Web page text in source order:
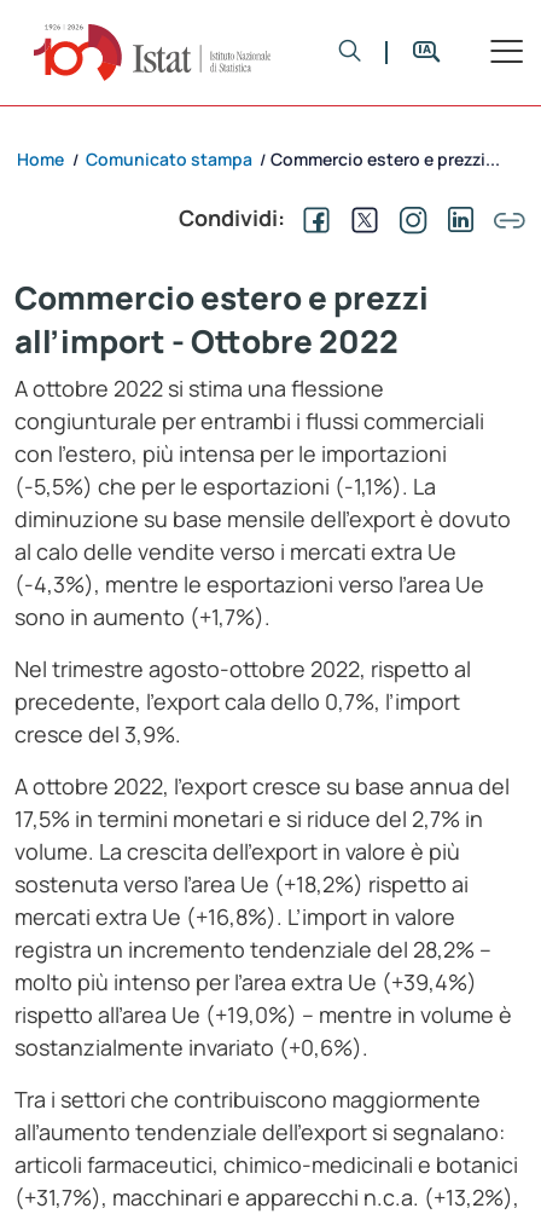
Home / Comunicato stampa / Commercio estero e prezzi...
Condividi:
Commercio estero e prezzi
all’import - Ottobre 2022
A ottobre 2022 si stima una flessione
congiunturale per entrambi i flussi commerciali
con l’estero, più intensa per le importazioni
(-5,5%) che per le esportazioni (-1,1%). La
diminuzione su base mensile dell’export è dovuto
al calo delle vendite verso i mercati extra Ue
(-4,3%), mentre le esportazioni verso l’area Ue
sono in aumento (+1,7%).
Nel trimestre agosto-ottobre 2022, rispetto al
precedente, l’export cala dello 0,7%, l’import
cresce del 3,9%.
A ottobre 2022, l’export cresce su base annua del
17,5% in termini monetari e si riduce del 2,7% in
volume. La crescita dell’export in valore è più
sostenuta verso l’area Ue (+18,2%) rispetto ai
mercati extra Ue (+16,8%). L’import in valore
registra un incremento tendenziale del 28,2% –
molto più intenso per l’area extra Ue (+39,4%)
rispetto all’area Ue (+19,0%) – mentre in volume è
sostanzialmente invariato (+0,6%).
Tra i settori che contribuiscono maggiormente
all’aumento tendenziale dell’export si segnalano:
articoli farmaceutici, chimico-medicinali e botanici
(+31,7%), macchinari e apparecchi n.c.a. (+13,2%),